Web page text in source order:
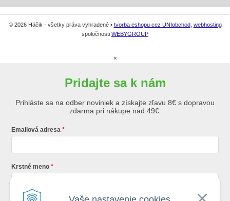
© 2026 Háčik - všetky práva vyhradené • tvorba eshopu cez UNIobchod, webhosting
spoločnosti WEBYGROUP
×
Pridajte sa k nám
Prihláste sa na odber noviniek a získajte zľavu 8€ s dopravou
zdarma pri nákupe nad 49€.
Emailová adresa
Krstné meno